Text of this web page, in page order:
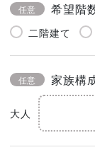
任意 希望階
二階建て
任意 家族構
大人